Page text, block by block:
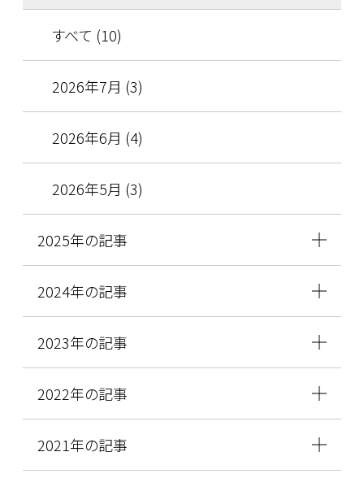
すべて (10)
2026年7月 (3)
2026年6月 (4)
2026年5月 (3)
2025年の記事
2024年の記事
2023年の記事
2022年の記事
2021年の記事